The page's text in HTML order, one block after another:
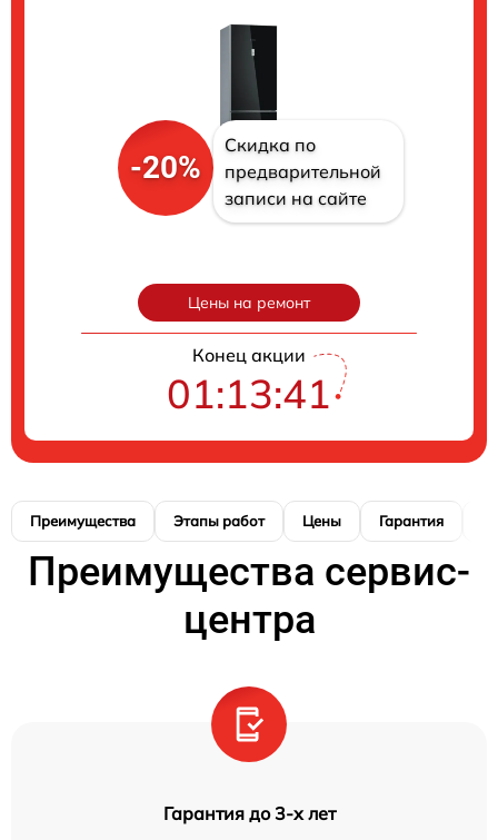
-20%
Скидка по
предварительной
записи на сайте
Цены на ремонт
Конец акции
01:13:40
Преимущества Этапы работ Цены Гарантия
Преимущества сервис-
центра
Гарантия до 3-х лет